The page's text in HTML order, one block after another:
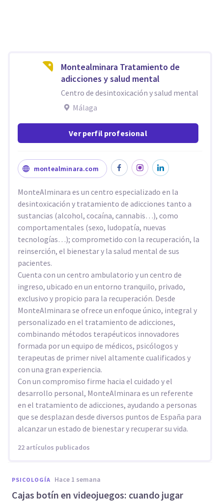
Montealminara Tratamiento de
adicciones y salud mental
Centro de desintoxicación y salud mental
Málaga
Ver perfil profesional
montealminara.com
MonteAlminara es un centro especializado en la
desintoxicación y tratamiento de adicciones tanto a
sustancias (alcohol, cocaína, cannabis…), como
comportamentales (sexo, ludopatía, nuevas
tecnologías…); comprometido con la recuperación, la
reinserción, el bienestar y la salud mental de sus
pacientes.
Cuenta con un centro ambulatorio y un centro de
ingreso, ubicado en un entorno tranquilo, privado,
exclusivo y propicio para la recuperación. Desde
MonteAlminara se ofrece un enfoque único, integral y
personalizado en el tratamiento de adicciones,
combinando métodos terapéuticos innovadores
formada por un equipo de médicos, psicólogos y
terapeutas de primer nivel altamente cualificados y
con una gran experiencia.
Con un compromiso firme hacia el cuidado y el
desarrollo personal, MonteAlminara es un referente
en el tratamiento de adicciones, ayudando a personas
que se desplazan desde diversos puntos de España para
alcanzar un estado de bienestar y recuperar su vida.
22 artículos publicados
PSICOLOGÍA hace 1 semana
Cajas botín en videojuegos: cuando jugar